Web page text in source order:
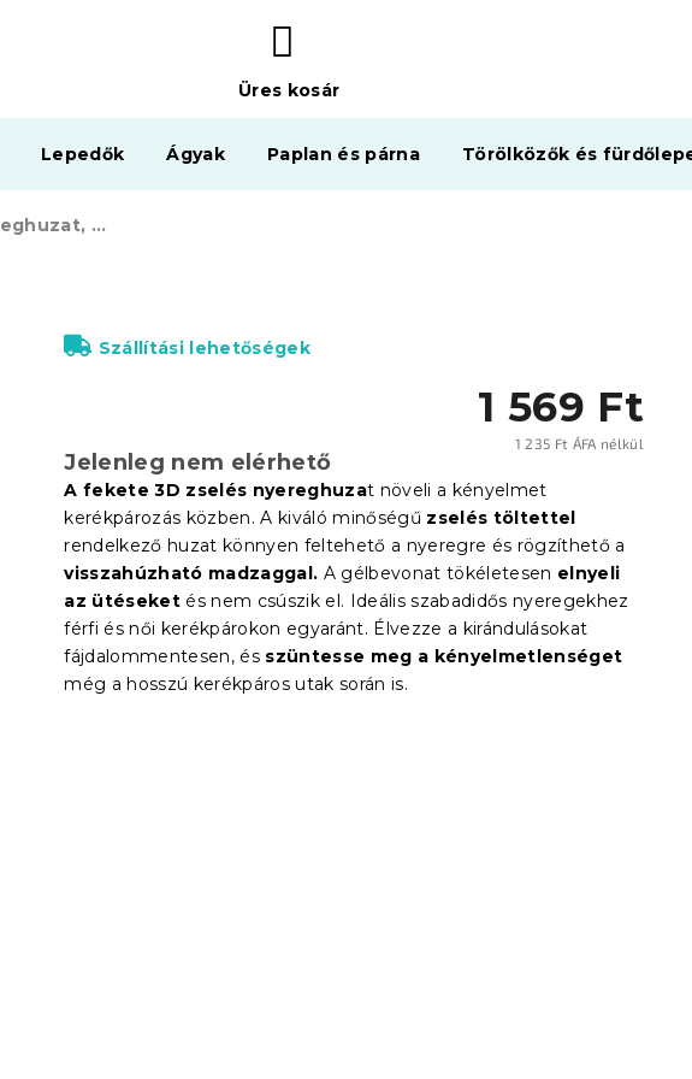
KOSÁR
Üres kosár
Lepedők Ágyak Paplan és párna Törölközők és
3D zselés nyereghuzat, fekete
1 569 Ft
1 235 Ft ÁFA nélkül
Jelenleg nem elérhető
Szállítási lehetőségek
A fekete 3D zselés nyereghuzat növeli a kényelmet
kerékpározás közben. A kiváló minőségű zselés töltettel
rendelkező huzat könnyen feltehető a nyeregre és rögzíthető a
visszahúzható madzaggal. A gélbevonat tökéletesen elnyeli
az ütéseket és nem csúszik el. Ideális szabadidős nyeregekhez
férfi és női kerékpárokon egyaránt. Élvezze a kirándulásokat
fájdalommentesen, és szüntesse meg a kényelmetlenséget
még a hosszú kerékpáros utak során is.